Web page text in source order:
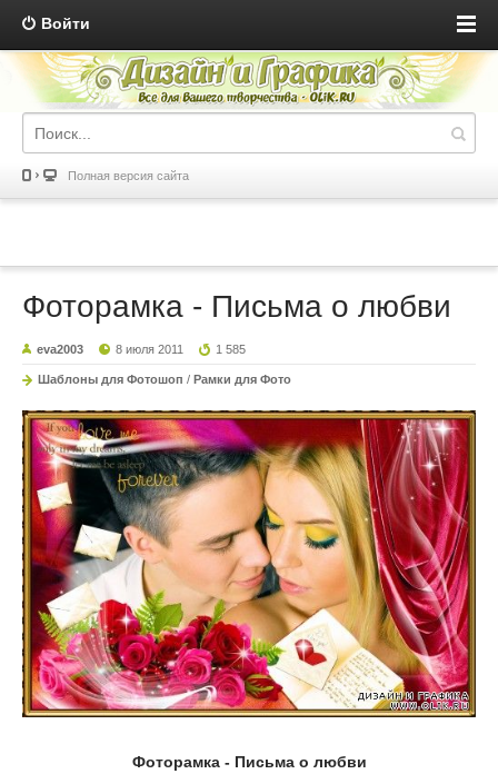
Войти
Полная версия сайта
Фоторамка - Письма о любви
eva2003 8 июля 2011 1 585
Шаблоны для Фотошоп / Рамки для Фото
Фоторамка - Письма о любви